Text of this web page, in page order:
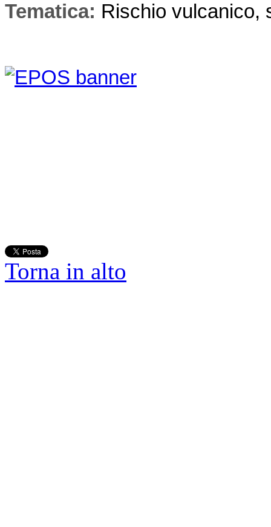
Tematica: Rischio vulcanico,
Torna in alto